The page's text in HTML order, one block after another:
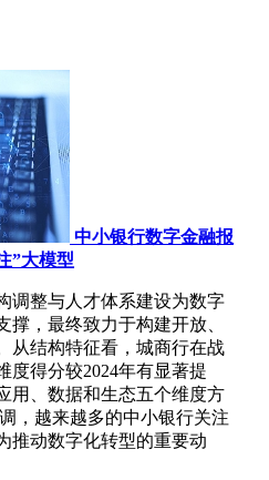
中小银行数字金融报
”大模型
调整与人才体系建设为数字
，最终致力于构建开放、
从结构特征看，城商行在战
度得分较2024年有显著提
用、数据和生态五个维度方
，越来越多的中小银行关注
推动数字化转型的重要动